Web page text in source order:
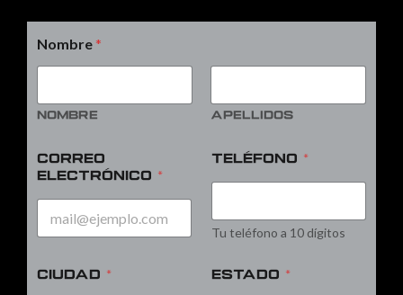
Nombre *
Nombre Apellidos
Correo
electrónico *
Teléfono *
Tu teléfono a 10 dígitos
Ciudad * Estado *